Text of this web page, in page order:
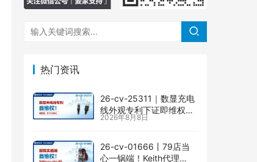
热门资讯
26-cv-25311｜数显充电
线外观专利下证即维权，
71店涉案面临TRO冻结风
2026年8月8日
26-cv-01666㇑79店当
心一锅端！Keith代理